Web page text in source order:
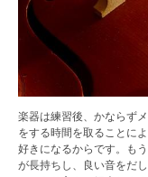
楽器は練習後、かならず
をする時間を取ることに
好きになるからです。も
が長持ちし、良い音をだ